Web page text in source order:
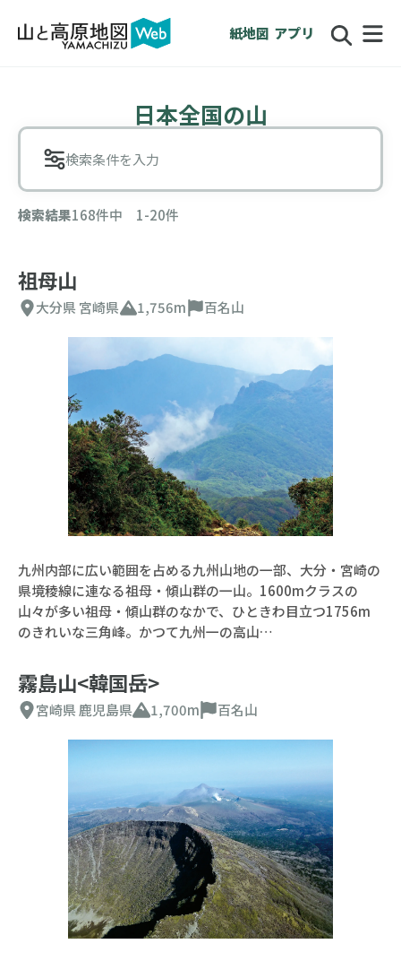
紙地図 アプリ
日本全国の山
検索条件を入力
検索結果168件中 1-20件
祖母山
大分県 宮崎県 1,756m 百名山
九州内部に広い範囲を占める九州山地の一部、大分・宮崎の
県境稜線に連なる祖母・傾山群の一山。1600mクラスの
山々が多い祖母・傾山群のなかで、ひときわ目立つ1756m
のきれいな三角峰。かつて九州一の高山…
霧島山<韓国岳>
宮崎県 鹿児島県 1,700m 百名山